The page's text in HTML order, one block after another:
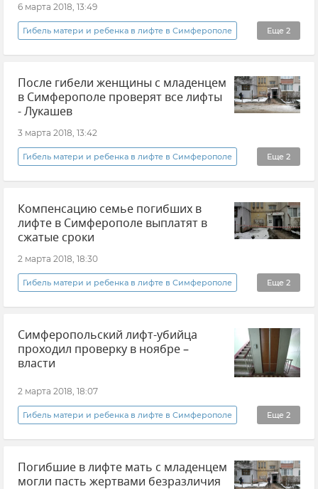
6 марта 2018, 13:49
Еще 2
Гибель матери и ребенка в лифте в Симферополе
Новости Происшествия
После гибели женщины с младенцем
в Симферополе проверят все лифты
- Лукашев
3 марта 2018, 13:42
Еще 2
Гибель матери и ребенка в лифте в Симферополе
Новости Происшествия
Компенсацию семье погибших в
лифте в Симферополе выплатят в
сжатые сроки
2 марта 2018, 18:30
Еще 2
Гибель матери и ребенка в лифте в Симферополе
Новости Происшествия
Симферопольский лифт-убийца
проходил проверку в ноябре –
власти
2 марта 2018, 18:07
Еще 2
Гибель матери и ребенка в лифте в Симферополе
Новости Происшествия
Погибшие в лифте мать с младенцем
могли пасть жертвами безразличия